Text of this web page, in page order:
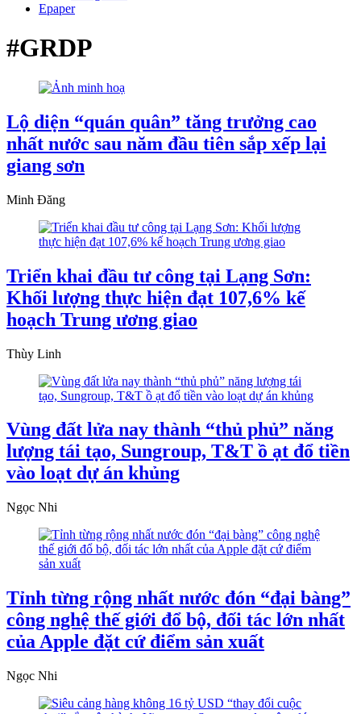
Epaper
#GRDP
Lộ diện “quán quân” tăng trưởng cao
nhất nước sau năm đầu tiên sắp xếp lại
giang sơn
Minh Đăng
Triển khai đầu tư công tại Lạng Sơn:
Khối lượng thực hiện đạt 107,6% kế
hoạch Trung ương giao
Thùy Linh
Vùng đất lửa nay thành “thủ phủ” năng
lượng tái tạo, Sungroup, T&T ồ ạt đổ tiền
vào loạt dự án khủng
Ngọc Nhi
Tỉnh từng rộng nhất nước đón “đại bàng”
công nghệ thế giới đổ bộ, đối tác lớn nhất
của Apple đặt cứ điểm sản xuất
Ngọc Nhi